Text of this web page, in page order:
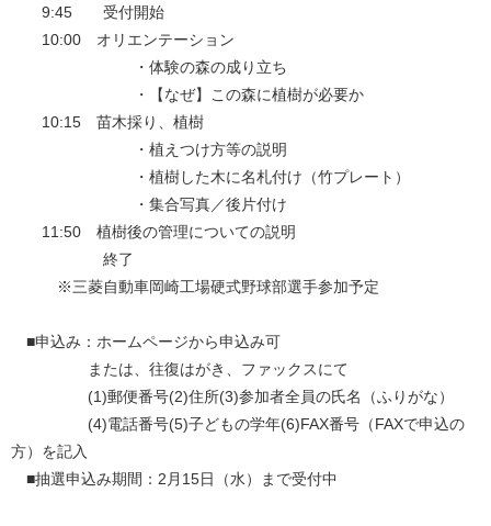
9:45 受付開始
10:00 オリエンテーション
・体験の森の成り立ち
・【なぜ】この森に植樹が必要か
10:15 苗木採り、植樹
・植えつけ方等の説明
・植樹した木に名札付け（竹プレート）
・集合写真／後片付け
11:50 植樹後の管理についての説明
終了
※三菱自動車岡崎工場硬式野球部選手参加予定
■申込み：ホームページから申込み可
または、往復はがき、ファックスにて
(1)郵便番号(2)住所(3)参加者全員の氏名（ふりがな）
(4)電話番号(5)子どもの学年(6)FAX番号（FAXで申込の
方）を記入
■抽選申込み期間：2月15日（水）まで受付中